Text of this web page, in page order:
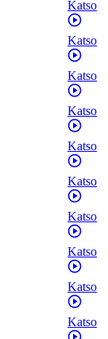
Katso
Katso
Katso
Katso
Katso
Katso
Katso
Katso
Katso
Katso